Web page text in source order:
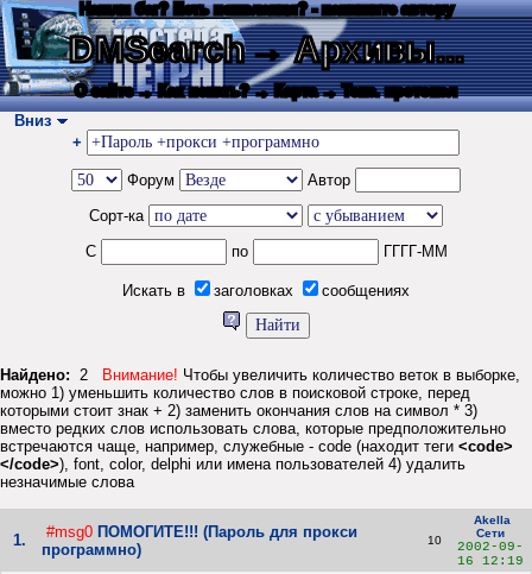
Нашли баг? Есть пожелания? - напишите автору
DMSearch→ Архивы...
О сайте → Как искать? → Карта → Текс. протокол
Вниз
+
Форум
Автор
Сорт-ка
С
по ГГГГ-ММ
Искать в заголовках сообщениях
Найдено: 2 Внимание! Чтобы увеличить количество веток в выборке,
можно 1) уменьшить количество слов в поисковой строке, перед
которыми стоит знак + 2) заменить окончания слов на символ * 3)
вместо редких слов использовать слова, которые предположительно
встречаются чаще, например, служебные - code (находит теги <code>
</code>), font, color, delphi или имена пользователей 4) удалить
незначимые слова
1. #msg0 ПОМОГИТЕ!!! (Пароль для прокси
программно)
10
Akella
Сети
2002-09-
16 12:19